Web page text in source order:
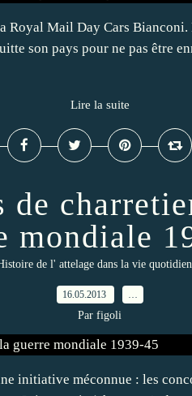
Royal Mail Day Cars
son pays pour ne pas être
Lire la suite
de
mondiale
de l' attelage dans la vie
16.05.2013 …
Par figoli
initiative méconnue : les